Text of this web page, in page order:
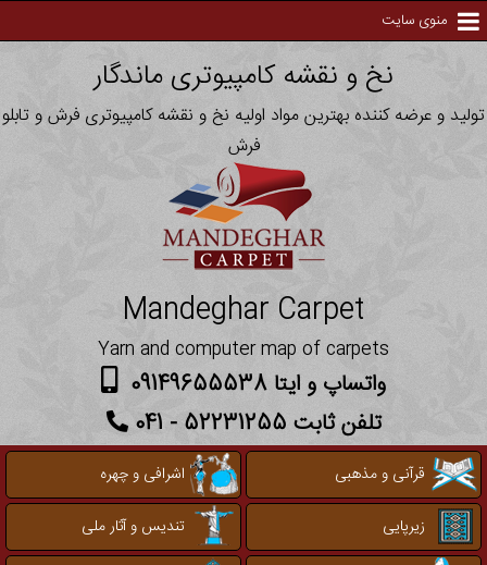
منوی سایت
نخ و نقشه کامپیوتری ماندگار
تولید و عرضه کننده بهترین مواد اولیه نخ و نقشه کامپیوتری فرش و تابلو
فرش
Mandeghar Carpet
Yarn and computer map of carpets
واتساپ و ایتا 09149655538
تلفن ثابت 52231255 - 041
قرآنی و مذهبی
اشرافی و چهره
زیرپایی
تندیس و آثار ملی